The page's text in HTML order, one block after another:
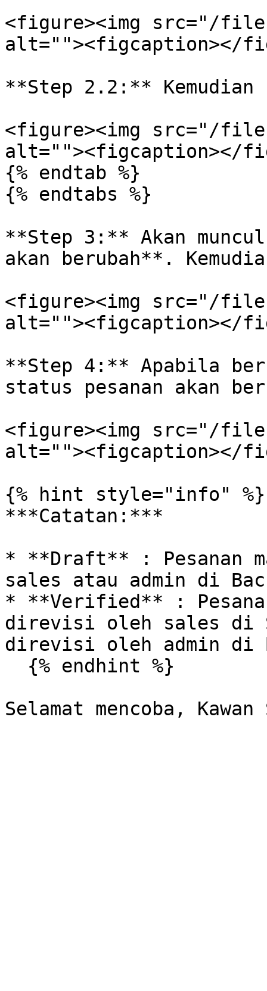
<figure><img src="/files/
alt=""><figcaption></
**Step 2.2:**
<figure><img src="/
alt=""><figcaption></
{% endtab %}
{% endtabs %}
**Step 3:** Akan
akan berubah**.
<figure><img src="/
alt=""><figcaption></
**Step 4:** Apabila
status pesanan akan
<figure><img src="/files/
alt=""><figcaption></
{% hint style="info" %}
***Catatan:***
* **Draft** : Pesanan
sales atau admin di
* **Verified** :
direvisi oleh sales di
direvisi oleh admin di